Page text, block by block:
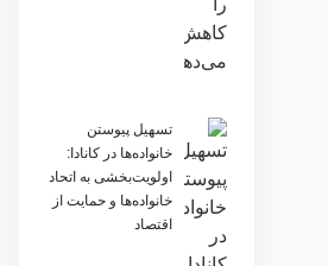
تسهیل پیوستن
خانواده‌ها در کانادا:
اولویت‌بخشی به اتحاد
خانواده‌ها و حمایت از
اقتصاد